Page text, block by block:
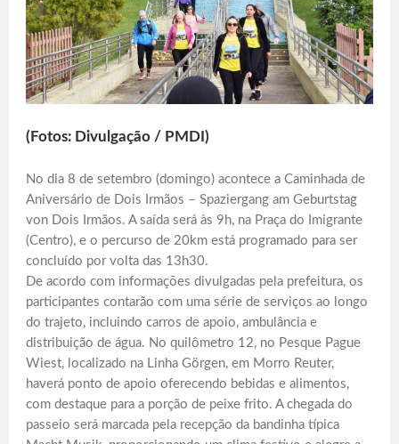
(Fotos: Divulgação / PMDI)
No dia 8 de setembro (domingo) acontece a Caminhada de
Aniversário de Dois Irmãos – Spaziergang am Geburtstag
von Dois Irmãos. A saída será às 9h, na Praça do Imigrante
(Centro), e o percurso de 20km está programado para ser
concluído por volta das 13h30.
De acordo com informações divulgadas pela prefeitura, os
participantes contarão com uma série de serviços ao longo
do trajeto, incluindo carros de apoio, ambulância e
distribuição de água. No quilômetro 12, no Pesque Pague
Wiest, localizado na Linha Görgen, em Morro Reuter,
haverá ponto de apoio oferecendo bebidas e alimentos,
com destaque para a porção de peixe frito. A chegada do
passeio será marcada pela recepção da bandinha típica